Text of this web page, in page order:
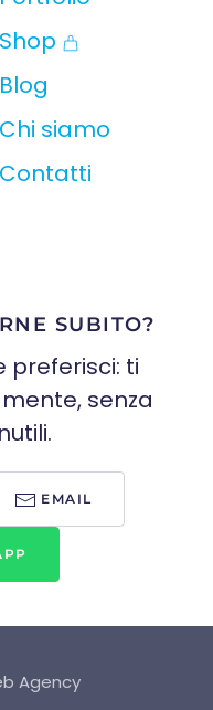
Shop
Blog
Chi siamo
Contatti
SUBITO?
preferisci: ti
senza
EMAIL
Agency